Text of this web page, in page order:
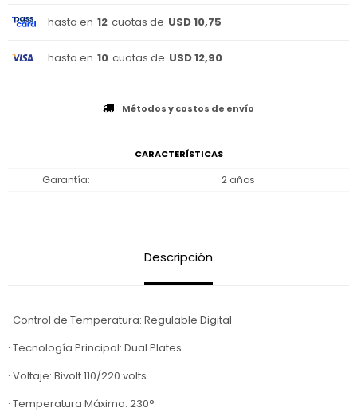
hasta en 12 cuotas de USD 10,75
hasta en 10 cuotas de USD 12,90
Métodos y costos de envío
CARACTERÍSTICAS
Garantía 2 años
Descripción
· Control de Temperatura: Regulable Digital
· Tecnología Principal: Dual Plates
· Voltaje: Bivolt 110/220 volts
· Temperatura Máxima: 230°